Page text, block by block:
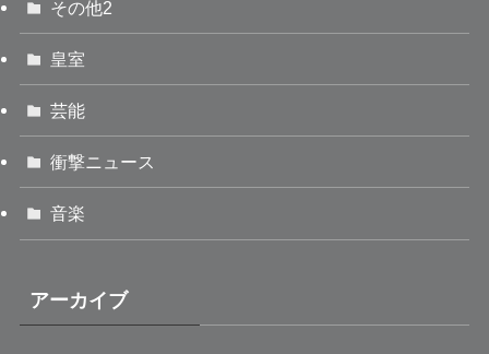
その他2
皇室
芸能
衝撃ニュース
音楽
アーカイブ